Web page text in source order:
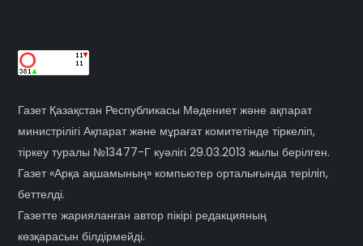
Газет Қазақстан Республикасы Мәдениет және ақпарат
министрілігі Ақпарат және мұрағат комитетінде тіркеліп,
тіркеу туралы №13477-Г куәлігі 29.03.2013 жылы берілген.
Газет «Арқа ақшамының» компьютер орталығында терiлiп,
беттелді.
Газетте жарияланған автор пікірі редакцияның
көзқарасын білдірмейді.